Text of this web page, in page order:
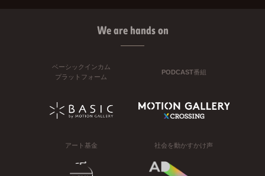
We are hands on
ベーシックインカム
プラットフォーム
PODCAST番組
アート基金 社会を動かすかけ声